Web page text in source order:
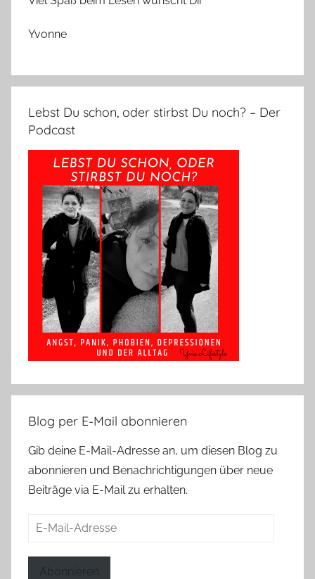
Yvonne
Lebst Du schon, oder stirbst Du noch? – Der
Podcast
Blog per E-Mail abonnieren
Gib deine E-Mail-Adresse an, um diesen Blog zu
abonnieren und Benachrichtigungen über neue
Beiträge via E-Mail zu erhalten.
E-
Abonnieren